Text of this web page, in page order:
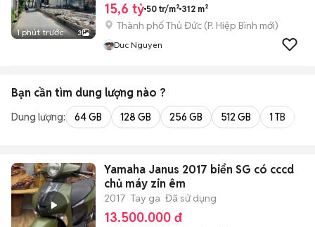
1 phút trước 3
15,6 tỷ 50 tr/m² 312 m²
Thành phố Thủ Đức (P. Hiệp Bình mới)
Duc Nguyen
Bạn cần tìm dung lượng nào ?
Dung lượng: 64 GB 128 GB 256 GB 512 GB 1 TB
Yamaha Janus 2017 biển SG có cccd
chủ máy zin êm
2017 Tay ga Đã sử dụng
13.500.000 đ